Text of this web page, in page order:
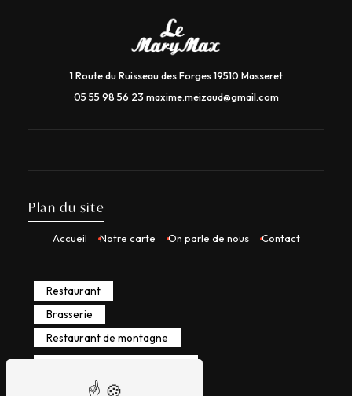
1 Route du Ruisseau des Forges 19510 Masseret
05 55 98 56 23maxime.meizaud@gmail.com
Plan du site
Accueil Notre carte On parle de nous Contact
Restaurant
Brasserie
Restaurant de montagne